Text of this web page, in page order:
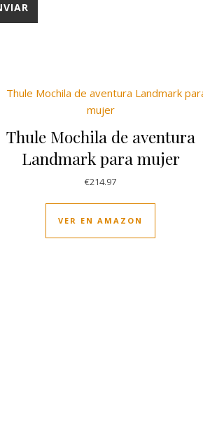
Thule Mochila de aventura
Landmark para mujer
€214.97
VER EN AMAZON